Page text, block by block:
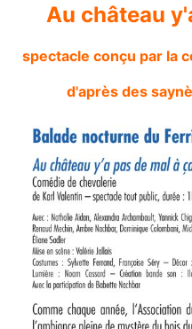
Au château
spectacle conçu par la
d'après des